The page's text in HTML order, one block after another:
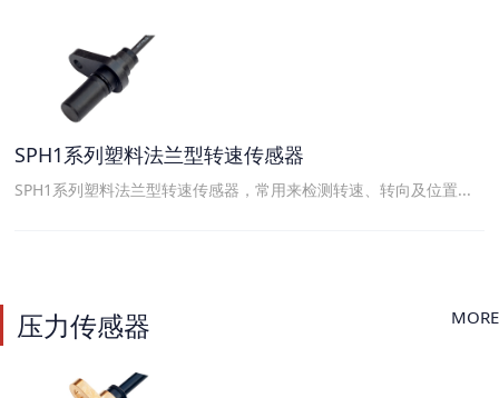
SPH1系列塑料法兰型转速传感器
SPH1系列塑料法兰型转速传感器，常用来检测转速、转向及位置...
压力传感器 MORE